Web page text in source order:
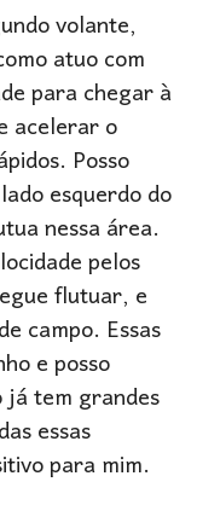
volante,
atuo com
para chegar à
acelerar o
Posso
esquerdo do
nessa área.
pelos
flutuar, e
campo. Essas
e posso
tem grandes
essas
para mim.